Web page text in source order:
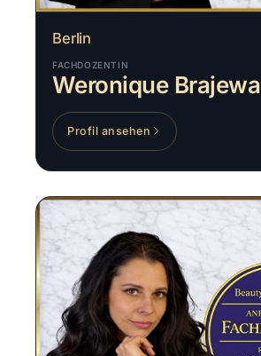
Berlin
FACHDOZENTIN
Weronique Brajewa
Profil ansehen